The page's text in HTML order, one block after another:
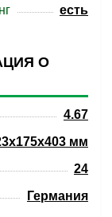
есть
О
4.67
мм
24
Германия